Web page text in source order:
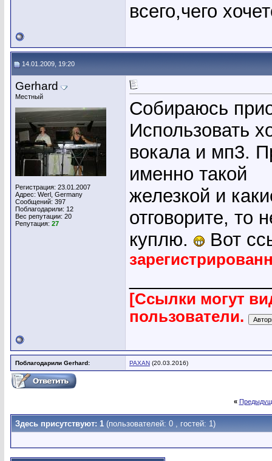
всего,чего
14.01.2009, 19:20
Gerhard
Местный
Регистрация: 23.01.2007
Адрес: Werl, Germany
Сообщений: 397
Поблагодарили: 12
Вес репутации: 20
Репутация: 27
Собираюсь
Использовать
вокала и мп3.
именно такой
железкой и
отговорите, то
куплю.
Вот
[Ссылки могут
пользователи.
Поблагодарили Gerhard: PAXAN (20.03.2016)
«
Здесь присутствуют: 1 (пользователей: 0 , гостей: 1)